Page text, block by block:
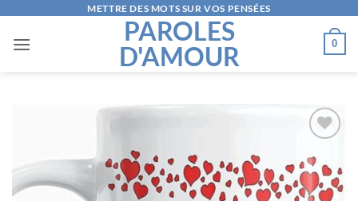
contenu
METTRE DES MOTS SUR VOS PENSÉES
PAROLES
D'AMOUR
0
AJOUTER
À LA
LISTE